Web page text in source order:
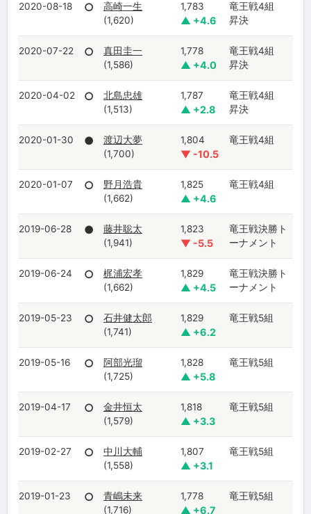
2020-08-18 ○
高崎一生
(1,620)
1,783
▲ +4.6
竜王戦4組
昇決
2020-07-22 ○
真田圭一
(1,586)
1,778
▲ +4.0
竜王戦4組
昇決
2020-04-02 ○
北島忠雄
(1,513)
1,787
▲ +2.8
竜王戦4組
昇決
2020-01-30 ●
渡辺大夢
(1,700)
1,804
▼ -10.5
竜王戦4組
2020-01-07 ○
野月浩貴
(1,662)
1,825
▲ +4.6
竜王戦4組
2019-06-28 ●
藤井聡太
(1,941)
1,823
▼ -5.5
竜王戦決勝ト
ーナメント
2019-06-24 ○
梶浦宏孝
(1,662)
1,829
▲ +4.5
竜王戦決勝ト
ーナメント
2019-05-23 ○
石井健太郎
(1,741)
1,829
▲ +6.2
竜王戦5組
2019-05-16 ○
阿部光瑠
(1,725)
1,828
▲ +5.8
竜王戦5組
2019-04-17 ○
金井恒太
(1,579)
1,818
▲ +3.3
竜王戦5組
2019-02-27 ○
中川大輔
(1,558)
1,807
▲ +3.1
竜王戦5組
2019-01-23 ○
青嶋未来
(1,716)
1,778
▲ +6.7
竜王戦5組